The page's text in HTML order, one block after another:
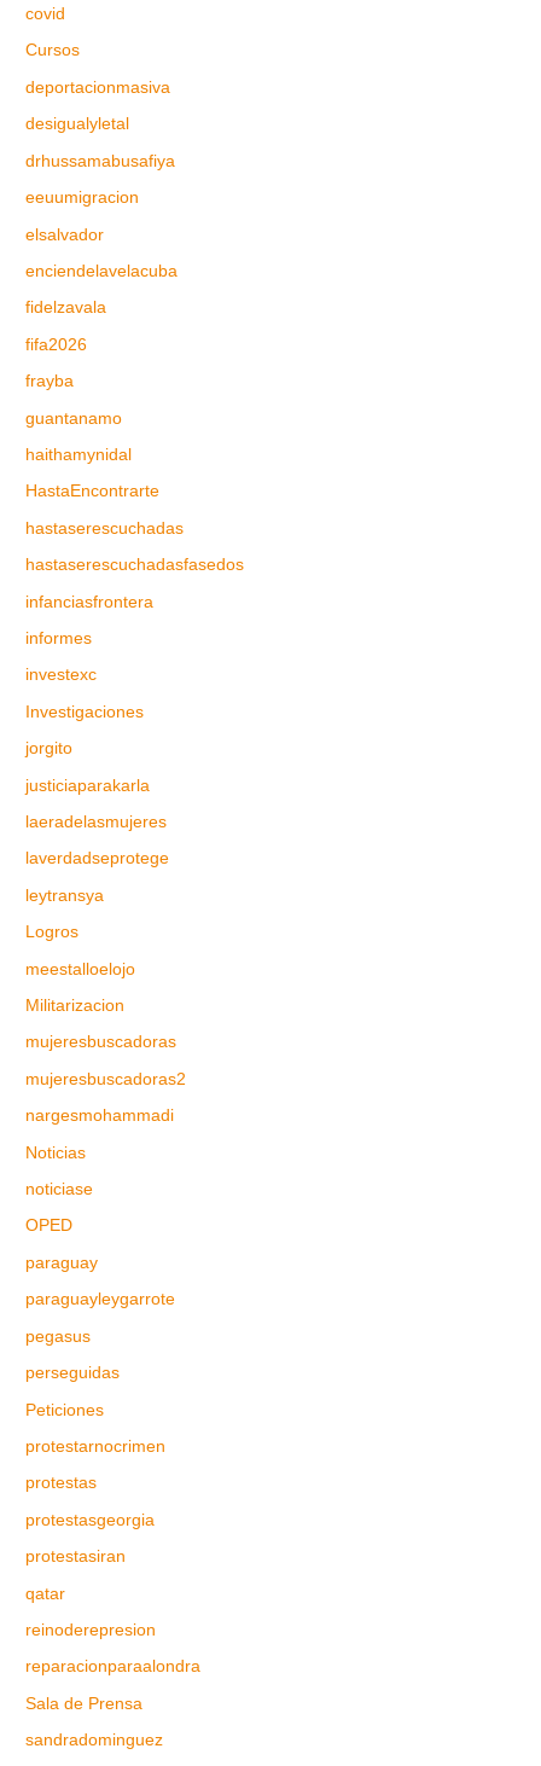
covid
Cursos
deportacionmasiva
desigualyletal
drhussamabusafiya
eeuumigracion
elsalvador
enciendelavelacuba
fidelzavala
fifa2026
frayba
guantanamo
haithamynidal
HastaEncontrarte
hastaserescuchadas
hastaserescuchadasfasedos
infanciasfrontera
informes
investexc
Investigaciones
jorgito
justiciaparakarla
laeradelasmujeres
laverdadseprotege
leytransya
Logros
meestalloelojo
Militarizacion
mujeresbuscadoras
mujeresbuscadoras2
nargesmohammadi
Noticias
noticiase
OPED
paraguay
paraguayleygarrote
pegasus
perseguidas
Peticiones
protestarnocrimen
protestas
protestasgeorgia
protestasiran
qatar
reinoderepresion
reparacionparaalondra
Sala de Prensa
sandradominguez